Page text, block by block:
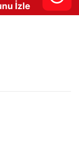
İzle